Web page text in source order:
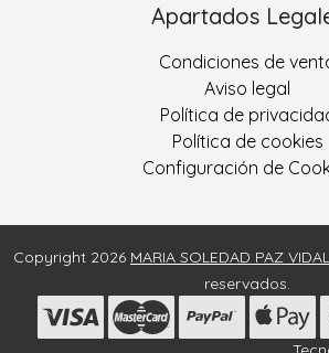
Apartados
Condiciones de
Aviso legal
Política de
Política de cookies
Configuración de
Copyright 2026 MARIA SOLEDAD PAZ VIDAL
reservados.